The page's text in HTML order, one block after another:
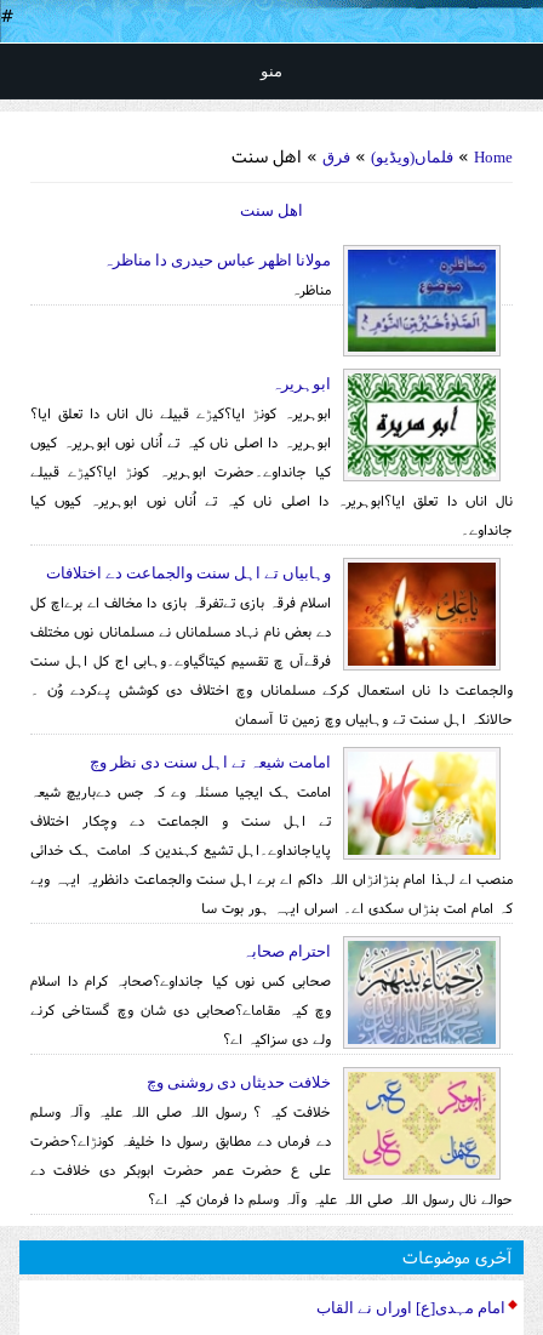
#
منو
Home
» فلماں(ویڈیو) » فرق » اهل سنت
اهل سنت
مولانا اظھر عباس حیدری دا مناظرہ
مناظرہ
ابوہریرہ
ابوہریرہ کونڑ ایا؟کیڑے قبیلے نال اناں دا تعلق ایا؟
ابوہریرہ دا اصلی ناں کیہ تے اُناں نوں ابوہریرہ کیوں
کیا جانداوے۔حضرت ابوہریرہ کونڑ ایا؟کیڑے قبیلے
نال اناں دا تعلق ایا؟ابوہریرہ دا اصلی ناں کیہ تے اُناں نوں ابوہریرہ کیوں کیا
جانداوے۔
وہابیاں تے اہل سنت والجماعت دے اختلافات
اسلام فرقہ بازی تےتفرقہ بازی دا مخالف اے برےاچ کل
دے بعض نام نہاد مسلماناں نے مسلماناں نوں مختلف
فرقےآں چ تقسیم کیتاگیاوے۔وہابی اج کل اہل سنت
والجماعت دا ناں استعمال کرکے مسلماناں وچ اختلاف دی کوشش پےکردے وُن ۔
حالانکہ اہل سنت تے وہابیاں وچ زمین تا آسمان
امامت شیعہ تے اہل سنت دی نظر وچ
امامت ہک ایجیا مسئلہ وے کہ جس دےباریچ شیعہ
تے اہل سنت و الجماعت دے وچکار اختلاف
پایاجانداوے۔اہل تشیع کہندین کہ امامت ہک خدائی
منصب اے لہذا امام بنڑانڑاں اللہ داکم اے برے اہل سنت والجماعت دانظریہ ایہہ ویے
کہ امام امت بنڑاں سکدی اے۔ اسراں ایہہ ہور بوت سا
احترام صحابہ
صحابی کس نوں کیا جانداوے؟صحابہ کرام دا اسلام
وچ کیہ مقاماے؟صحابی دی شان وچ گستاخی کرنے
ولے دی سزاکیہ اے؟
خلافت حدیثاں دی روشنی وچ
خلافت کیہ ؟ رسول اللہ صلی اللہ علیہ وآلہ وسلم
دے فرماں دے مطابق رسول دا خلیفہ کونڑاے؟حضرت
علی ع حضرت عمر حضرت ابوبکر دی خلافت دے
حوالے نال رسول اللہ صلی اللہ علیہ وآلہ وسلم دا فرمان کیہ اے؟
آخری موضوعات
امام مہدی[ع] اوراں نے القاب